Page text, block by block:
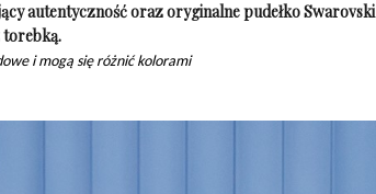
autentyczność oraz oryginalne pudełko Swarovski
i mogą się różnić kolorami